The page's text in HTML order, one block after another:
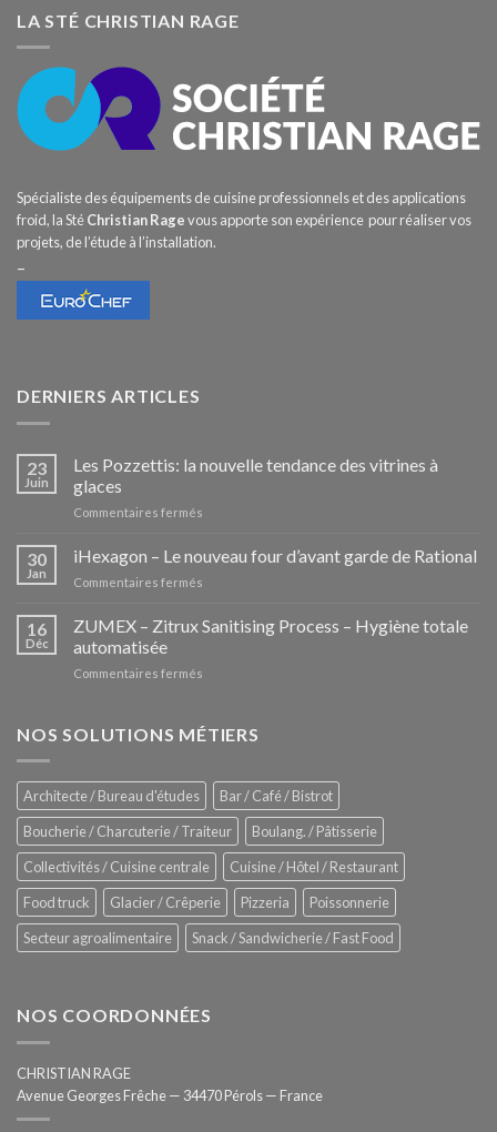
LA STÉ CHRISTIAN RAGE
Spécialiste des équipements de cuisine professionnels et des applications
froid, la StéChristian Ragevous apporte son expérience pour réaliser vos
projets, de l’étude à l’installation.
–
DERNIERS ARTICLES
23
Juin
Les Pozzettis: la nouvelle tendance des vitrines à
glaces
Commentaires fermés
Pozzettis:
la
des
30
Jan
iHexagon – Le nouveau four d’avant garde de Rational
Commentaires fermés
–
Le
de
16
Déc
ZUMEX – Zitrux Sanitising Process – Hygiène totale
automatisée
Commentaires fermés
Zitrux
–
Hygiène
totale
automatisée
NOS SOLUTIONS MÉTIERS
Architecte / Bureau d'études
Bar / Café / Bistrot
Boucherie / Charcuterie / Traiteur
Boulang. / Pâtisserie
Collectivités / Cuisine centrale
Cuisine / Hôtel / Restaurant
Food truck
Glacier / Crêperie Pizzeria
Poissonnerie
Secteur agroalimentaire
Snack / Sandwicherie / Fast Food
NOS COORDONNÉES
CHRISTIAN RAGE
Avenue Georges Frêche — 34470 Pérols — France